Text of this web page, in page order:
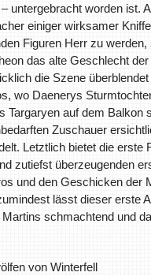
untergebracht worden ist.
einiger wirksamer
Figuren Herr zu werden,
das alte Geschlecht der
die Szene
wo Daenerys
Targaryen auf dem Balkon
Zuschauer
Letztlich bietet die erste
zutiefst überzeugenden
und den Geschicken der
lässt dieser erste
schmachtend und
von Winterfell